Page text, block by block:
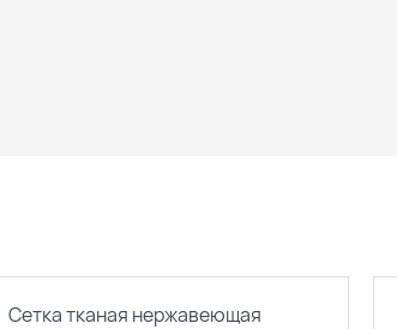
Сетка тканая нержавеющая